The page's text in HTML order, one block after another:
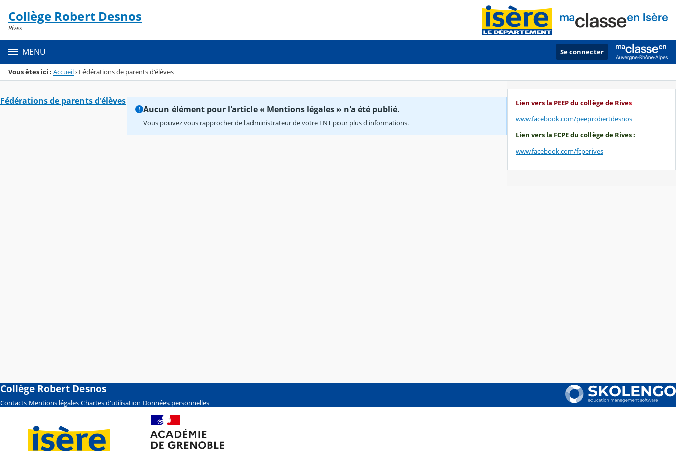
Menu de la rubrique
Contenu
Collège Robert Desnos
Rives
MENU Se connecter
Vous êtes ici : Accueil› Fédérations de parents d'élèves
Fédérations de parents d'élèves
Aucun élément pour l'article « Mentions légales » n'a été publié.
Vous pouvez vous rapprocher de l'administrateur de votre ENT pour plus d'informations.
Lien vers la PEEP du collège de Rives
www.facebook.com/peeprobertdesnos
Lien vers la FCPE du collège de Rives :
www.facebook.com/fcperives
Collège Robert Desnos
Contacts Mentions légales Chartes d'utilisation Données personnelles